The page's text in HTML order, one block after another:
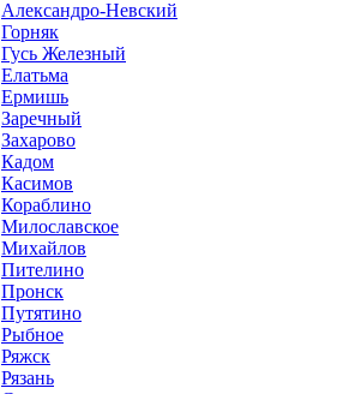
Александро-Невский
Горняк
Гусь Железный
Елатьма
Ермишь
Заречный
Захарово
Кадом
Касимов
Кораблино
Милославское
Михайлов
Пителино
Пронск
Путятино
Рыбное
Ряжск
Рязань